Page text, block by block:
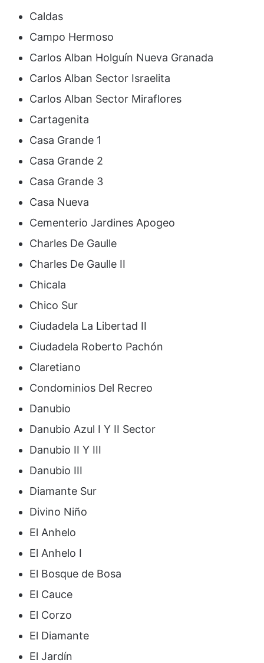
Caldas
Campo Hermoso
Carlos Alban Holguín Nueva Granada
Carlos Alban Sector Israelita
Carlos Alban Sector Miraflores
Cartagenita
Casa Grande 1
Casa Grande 2
Casa Grande 3
Casa Nueva
Cementerio Jardines Apogeo
Charles De Gaulle
Charles De Gaulle II
Chicala
Chico Sur
Ciudadela La Libertad II
Ciudadela Roberto Pachón
Claretiano
Condominios Del Recreo
Danubio
Danubio Azul I Y II Sector
Danubio II Y III
Danubio III
Diamante Sur
Divino Niño
El Anhelo
El Anhelo I
El Bosque de Bosa
El Cauce
El Corzo
El Diamante
El Jardín